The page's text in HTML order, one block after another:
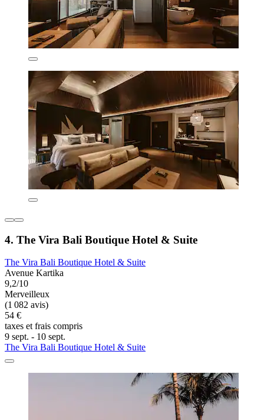
4. The Vira Bali Boutique Hotel & Suite
The Vira Bali Boutique Hotel & Suite
Avenue Kartika
9,2/10
Merveilleux
(1 082 avis)
54 €
taxes et frais compris
9 sept. - 10 sept.
The Vira Bali Boutique Hotel & Suite